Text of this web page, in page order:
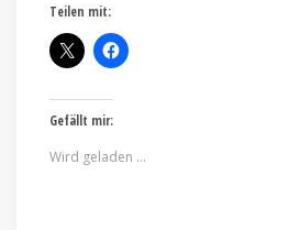
Teilen mit:
Gefällt mir:
Wird geladen …